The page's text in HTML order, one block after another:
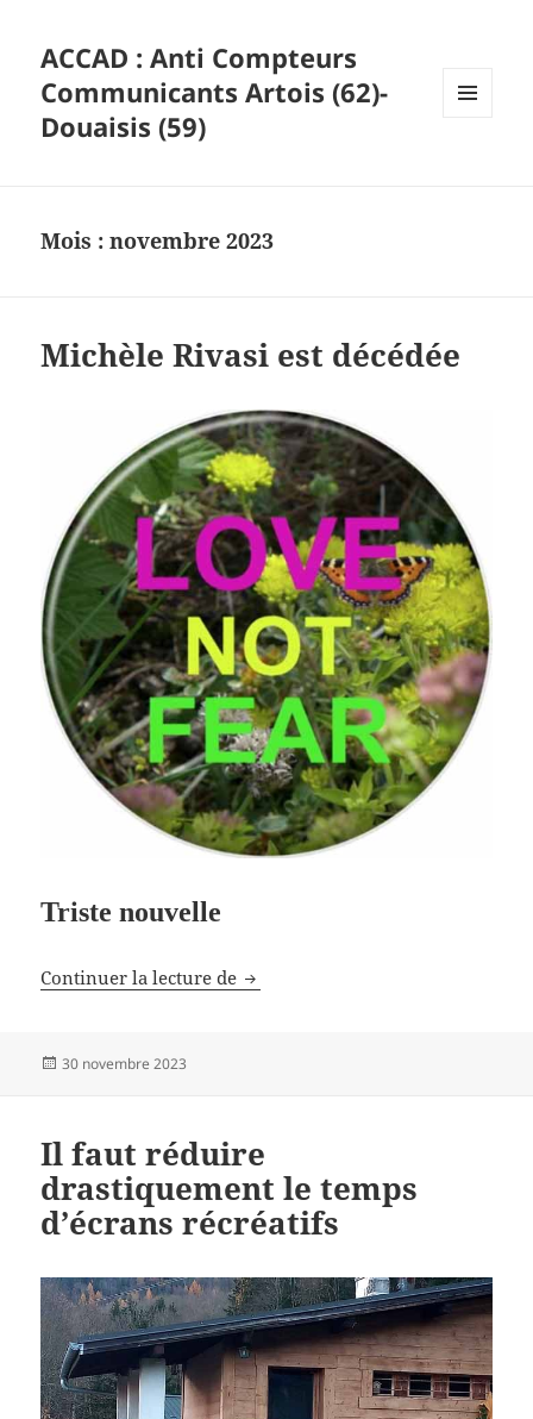
ACCAD : Anti Compteurs
Communicants Artois (62)-
Douaisis (59)
Mois :novembre 2023
Michèle Rivasi est décédée
Triste nouvelle
Continuer la lecture de Michèle Rivasi est décédée
Publié
30 novembre 2023
Il faut réduire
drastiquement le temps
d’écrans récréatifs